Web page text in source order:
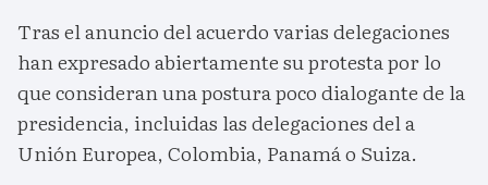
Tras el anuncio del acuerdo varias delegaciones
han expresado abiertamente su protesta por lo
que consideran una postura poco dialogante de la
presidencia, incluidas las delegaciones del a
Unión Europea, Colombia, Panamá o Suiza.